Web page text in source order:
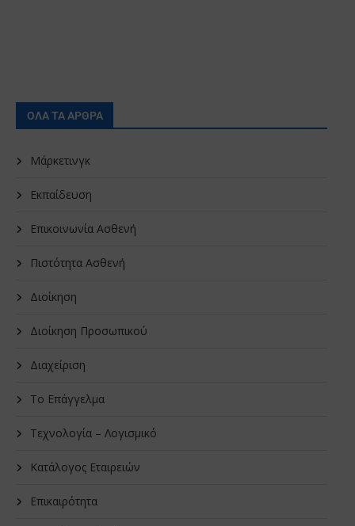
ΟΛΑ ΤΑ ΑΡΘΡΑ
Μάρκετινγκ
Εκπαίδευση
Επικοινωνία Ασθενή
Πιστότητα Ασθενή
Διοίκηση
Διοίκηση Προσωπικού
Διαχείριση
Το Επάγγελμα
Τεχνολογία – Λογισμικό
Κατάλογος Εταιρειών
Επικαιρότητα